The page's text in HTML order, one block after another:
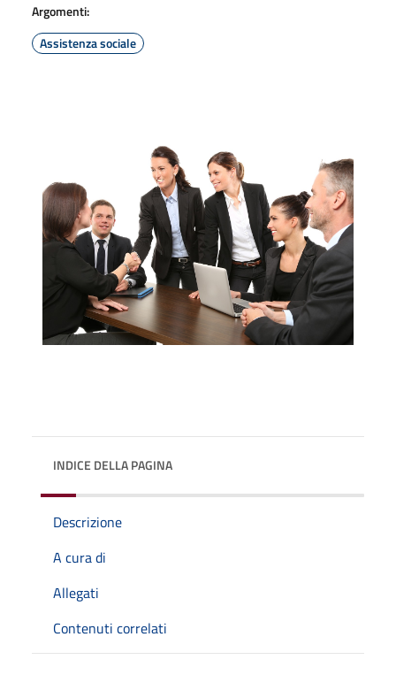
Argomenti:
Assistenza sociale
INDICE DELLA PAGINA
Descrizione
A cura di
Allegati
Contenuti correlati